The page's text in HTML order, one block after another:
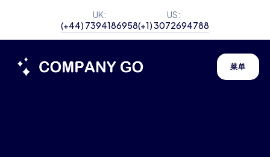
UK:
(+44) 7394186958
US:
(+1) 3072694788
菜单